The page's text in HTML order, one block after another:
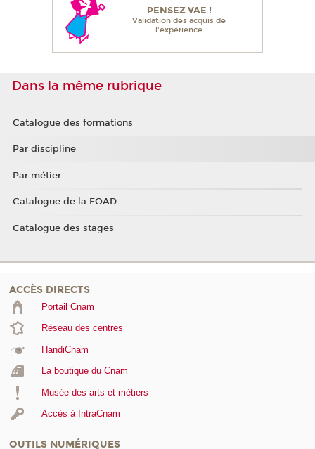
PENSEZ VAE !
Validation des acquis de
l'expérience
Dans la même rubrique
Catalogue des formations
Par discipline
Par métier
Catalogue de la FOAD
Catalogue des stages
ACCÈS DIRECTS
Portail Cnam
Réseau des centres
HandiCnam
La boutique du Cnam
Musée des arts et métiers
Accès à IntraCnam
OUTILS NUMÉRIQUES